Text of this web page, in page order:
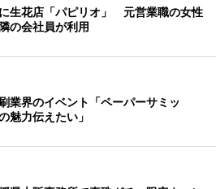
生花店「パピリオ」 元営業職の女性
の会社員が利用
業界のイベント「ペーパーサミッ
魅力伝えたい」